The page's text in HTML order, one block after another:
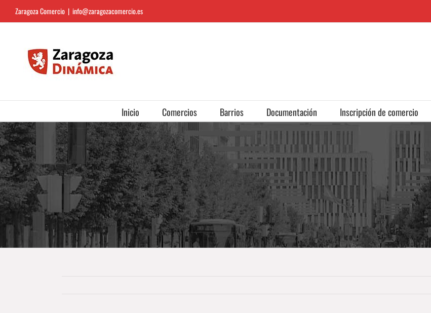
Saltar
al
Zaragoza Comercio | info@zaragozacomercio.es
Inicio Comercios Barrios Documentación Inscripción de comercio